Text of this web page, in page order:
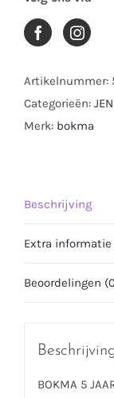
CASK
0.70
LTR
Artikelnummer:
Categorieën:
Merk: bokma
Beschrijving
Extra informatie
Beoordelingen
BOKMA 5